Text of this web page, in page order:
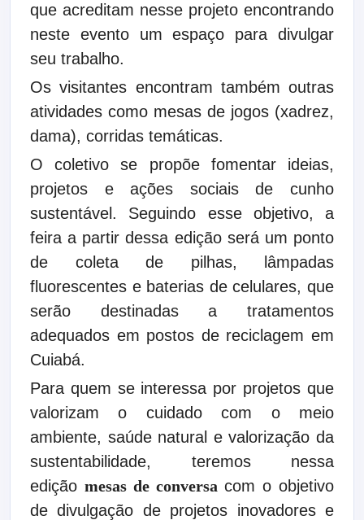
que acreditam nesse projeto encontrando
neste evento um espaço para divulgar
seu trabalho.
Os visitantes encontram também outras
atividades como mesas de jogos (xadrez,
dama), corridas temáticas.
O coletivo se propõe fomentar ideias,
projetos e ações sociais de cunho
sustentável. Seguindo esse objetivo, a
feira a partir dessa edição será um ponto
de coleta de pilhas, lâmpadas
fluorescentes e baterias de celulares, que
serão destinadas a tratamentos
adequados em postos de reciclagem em
Cuiabá.
Para quem se interessa por projetos que
valorizam o cuidado com o meio
ambiente, saúde natural e valorização da
sustentabilidade, teremos nessa
edição mesas de conversa com o objetivo
de divulgação de projetos inovadores e